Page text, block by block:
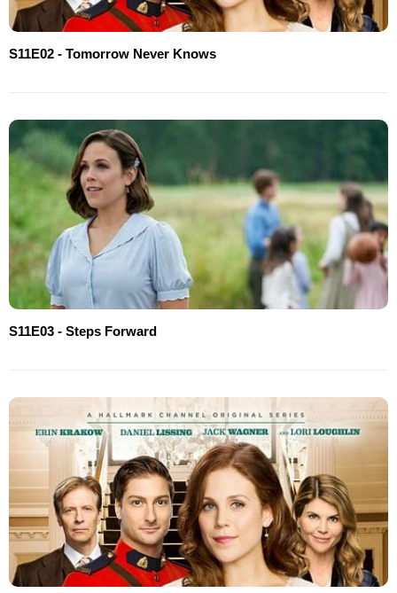
S11E02 - Tomorrow Never Knows
S11E03 - Steps Forward